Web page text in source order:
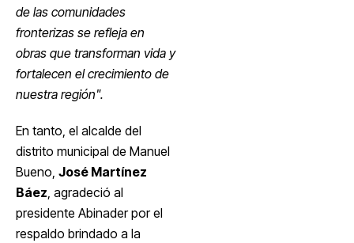
de las comunidades
fronterizas se refleja en
obras que transforman vida y
fortalecen el crecimiento de
nuestra región".
En tanto, el alcalde del
distrito municipal de Manuel
Bueno, José Martínez
Báez , agradeció al
presidente Abinader por el
respaldo brindado a la